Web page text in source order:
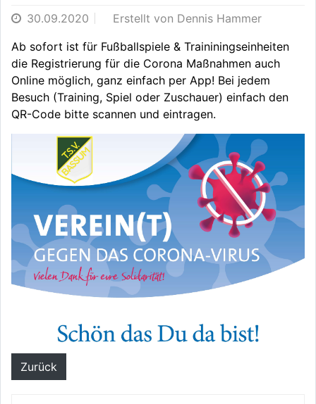
30.09.2020 Erstellt von Dennis Hammer
Ab sofort ist für Fußballspiele & Traininingseinheiten
die Registrierung für die Corona Maßnahmen auch
Online möglich, ganz einfach per App! Bei jedem
Besuch (Training, Spiel oder Zuschauer) einfach den
QR-Code bitte scannen und eintragen.
Zurück